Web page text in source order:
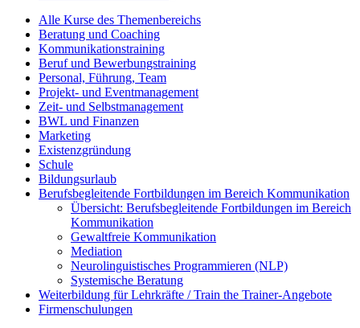
Alle Kurse des Themenbereichs
Beratung und Coaching
Kommunikationstraining
Beruf und Bewerbungstraining
Personal, Führung, Team
Projekt- und Eventmanagement
Zeit- und Selbstmanagement
BWL und Finanzen
Marketing
Existenzgründung
Schule
Bildungsurlaub
Berufsbegleitende Fortbildungen im Bereich Kommunikation
Übersicht: Berufsbegleitende Fortbildungen im Bereich
Kommunikation
Gewaltfreie Kommunikation
Mediation
Neurolinguistisches Programmieren (NLP)
Systemische Beratung
Weiterbildung für Lehrkräfte / Train the Trainer-Angebote
Firmenschulungen